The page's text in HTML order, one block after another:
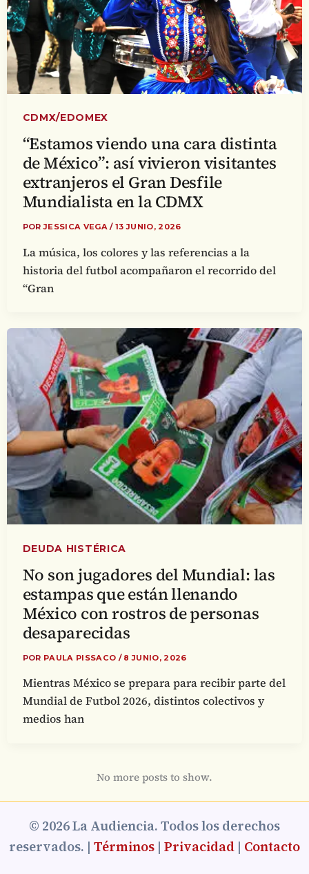
CDMX/EDOMEX
“Estamos viendo una cara distinta
de México”: así vivieron visitantes
extranjeros el Gran Desfile
Mundialista en la CDMX
PORJESSICA VEGA/ 13 JUNIO, 2026
La música, los colores y las referencias a la
historia del futbol acompañaron el recorrido del
“Gran
DEUDA HISTÉRICA
No son jugadores del Mundial: las
estampas que están llenando
México con rostros de personas
desaparecidas
POR PAULA PISSACO / 8 JUNIO, 2026
Mientras México se prepara para recibir parte del
Mundial de Futbol 2026, distintos colectivos y
medios han
No more posts to show.
© 2026 La Audiencia. Todos los derechos
reservados. | Términos | Privacidad | Contacto